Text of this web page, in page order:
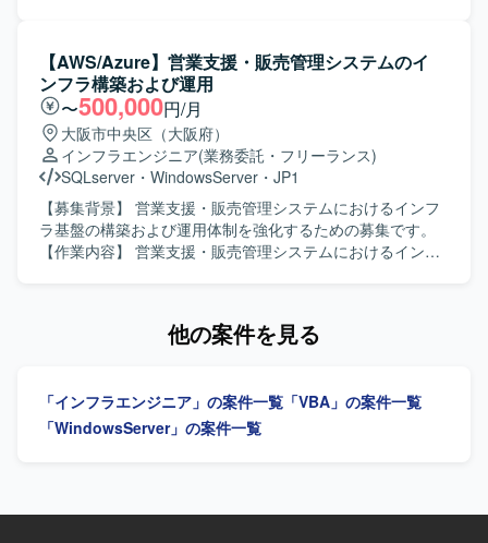
める方を求めております。 顧客や関係者と円滑にコミュニ
ケーションを取りながら技術的な議論や説明ができ、レビ
ューを通じて品質向上に貢献いただける方が望ましいで
す。 チーム内の方針に沿いながらも、自ら課題を見つけ解
決に向けて行動できる方に適したポジションです。 【ポジ
ションの魅力】 エンタープライズ規模の総合商社向け
Azure基盤プロジェクトに参画し、ネットワーク、セキュリ
ティ、権限管理、ガバナンスといった基盤領域を包括的に
経験できる環境です。 IaCを前提とした設計・構築スタイル
のもとで、BicepやARM Template、Terraformなどのモダン
の工程を通じて、上級エンジニアとしてのスキルを高めて
Bicep、ARM Template、Terraformなどを用い、Azure
PolicyやRBACなどを活用したガバナンス・権限管理を行い
え、現行環境の調査から運用改善提案、実行までを一気通
貫で対応いただきます。社内運用チームのクラウドおよび
サーバセクションをリードし、顧客折衝や各種調整、メン
バーへのタスクアサインを通じて、最大成果の創出を推進
していただきます。対象はAWS、Windows Server、
Linux（Amazon Linux）を中心としたサーバ基盤および
Microsoft系ミドルウェアやサービス群となります。 【求め
る人物像】 主体的に課題を発見し、関係者と連携しながら
推進いただける方を求めています。顧客やチームメンバー
と円滑にコミュニケーションを取りつつ、リードポジショ
で一貫して携わることができ、マネジメントと技術の両面
とで、インフラ領域の知見を深めることができます。 【開
発環境】 クラウドはAWS（メイン）、Microsoft Azure、
ウェアとしては、Active Directory、Microsoft Entra
【AWS/Azure】営業支援・販売管理システムのイ
ンフラ構築および運用
〜500,000円/月
大阪市中央区（大阪府）
インフラエンジニア(業務委託・フリーランス)
SQLserver ・ WindowsServer ・ JP1
【募集背景】 営業支援・販売管理システムにおけるインフ
ラ基盤の構築および運用体制を強化するための募集です。
【作業内容】 営業支援・販売管理システムにおけるインフ
監視運用、Webシステム開発環境の構築・保守運用、SQL
つつ周囲と連携しながら業務を推進できる方、新しい技術
に積極的にチャレンジできる方を求めています。 【ポジシ
す。大規模なシステム基盤の運用ノウハウやIaCなどの最新
他の案件を見る
「インフラエンジニア」の案件一覧 「VBA」の案件一覧
「WindowsServer」の案件一覧